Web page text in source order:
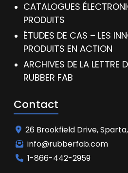
CATALOGUES
PRODUITS
ÉTUDES DE CAS – LES
PRODUITS EN ACTION
ARCHIVES DE LA LETTRE
RUBBER FAB
Contact
26 Brookfield Drive,
info@rubberfab.com
1-866-442-2959